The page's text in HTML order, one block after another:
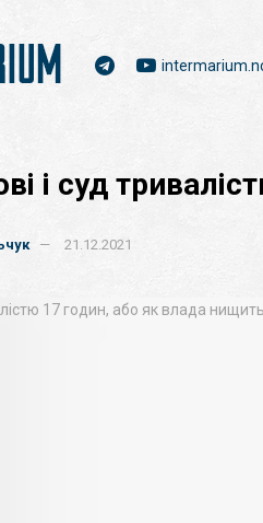
і суд
21.12.2021